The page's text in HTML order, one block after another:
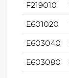
F219010
E601020
E603040
E603080